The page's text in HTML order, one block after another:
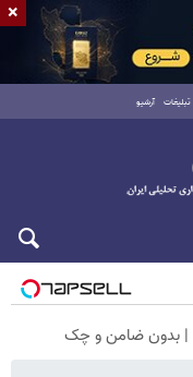
تبلیغات آرشیو
×